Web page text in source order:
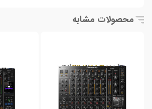
محصولات مشابه